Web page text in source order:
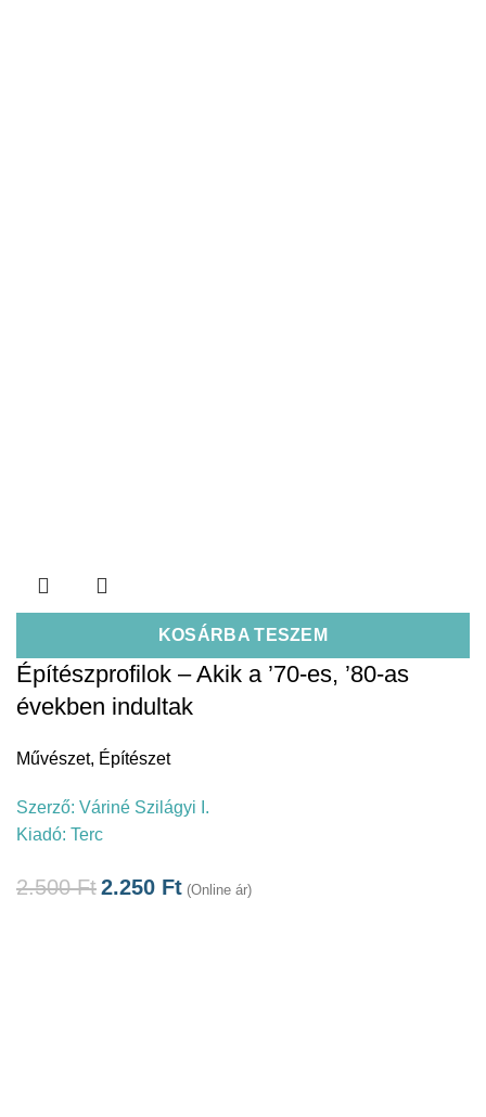
KOSÁRBA TESZEM
Építészprofilok – Akik a ’70-es, ’80-as
években indultak
Művészet, Építészet
Szerző: Váriné Szilágyi I.
Kiadó: Terc
2.500Ft2.250 Ft (Online ár)